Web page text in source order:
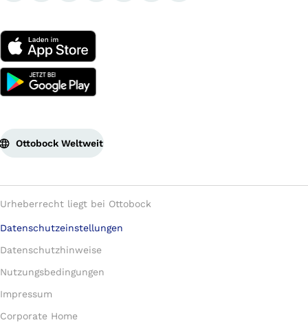
Ottobock Weltweit
Urheberrecht liegt bei Ottobock
Datenschutzeinstellungen
Datenschutzhinweise
Nutzungsbedingungen
Impressum
Corporate Home